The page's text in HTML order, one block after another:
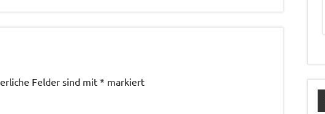
Felder sind mit * markiert